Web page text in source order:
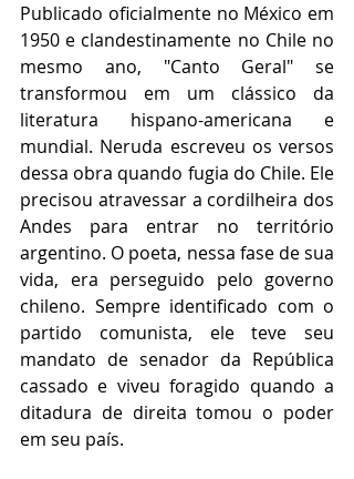
Publicado oficialmente no México em
1950 e clandestinamente no Chile no
mesmo ano, "Canto Geral" se
transformou em um clássico da
literatura hispano-americana e
mundial. Neruda escreveu os versos
dessa obra quando fugia do Chile. Ele
precisou atravessar a cordilheira dos
Andes para entrar no território
argentino. O poeta, nessa fase de sua
vida, era perseguido pelo governo
chileno. Sempre identificado com o
partido comunista, ele teve seu
mandato de senador da República
cassado e viveu foragido quando a
ditadura de direita tomou o poder
em seu país.